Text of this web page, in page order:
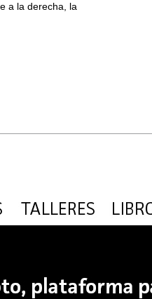
a la derecha, la